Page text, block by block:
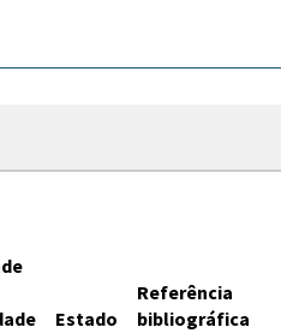
Estado
Referência
bibliográfica